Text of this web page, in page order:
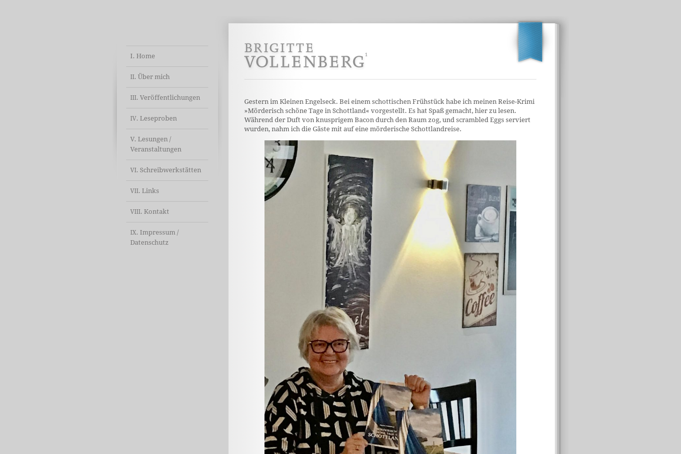
I. Home
II. Über mich
III. Veröffentlichungen
IV. Leseproben
V. Lesungen /
Veranstaltungen
VI. Schreibwerkstätten
VII. Links
VIII. Kontakt
IX. Impressum /
Datenschutz
Gestern im Kleinen Engelseck. Bei einem schottischen Frühstück habe ich meinen Reise-Krimi
»Mörderisch schöne Tage in Schottland« vorgestellt. Es hat Spaß gemacht, hier zu lesen.
Während der Duft von knusprigem Bacon durch den Raum zog, und scrambled Eggs serviert
wurden, nahm ich die Gäste mit auf eine mörderische Schottlandreise.